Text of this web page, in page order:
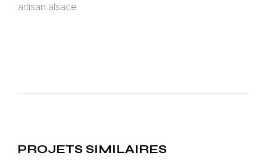
artisan.alsace
PROJETS SIMILAIRES